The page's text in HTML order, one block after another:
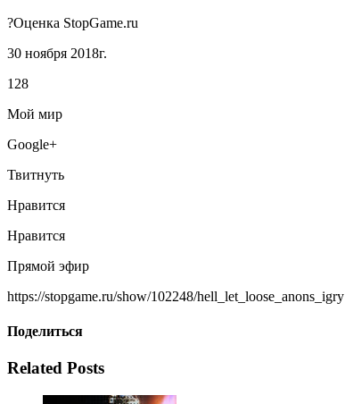
?Оценка StopGame.ru
30 ноября 2018г.
128
Мой мир
Google+
Твитнуть
Нравится
Нравится
Прямой эфир
https://stopgame.ru/show/102248/hell_let_loose_anons_igry
Поделиться
Related Posts